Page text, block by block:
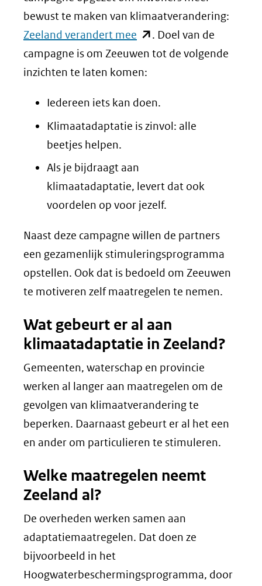
bewust te maken van klimaatverandering:
Zeeland verandert mee (opent
in
nieuw
(verwijst
naar
andere
website)
. Doel van de
campagne is om Zeeuwen tot de volgende
inzichten te laten komen:
Iedereen iets kan doen.
Klimaatadaptatie is zinvol: alle
beetjes helpen.
Als je bijdraagt aan
klimaatadaptatie, levert dat ook
voordelen op voor jezelf.
Naast deze campagne willen de partners
een gezamenlijk stimuleringsprogramma
opstellen. Ook dat is bedoeld om Zeeuwen
te motiveren zelf maatregelen te nemen.
Wat gebeurt er al aan
klimaatadaptatie in Zeeland?
Gemeenten, waterschap en provincie
werken al langer aan maatregelen om de
gevolgen van klimaatverandering te
beperken. Daarnaast gebeurt er al het een
en ander om particulieren te stimuleren.
Welke maatregelen neemt
Zeeland al?
De overheden werken samen aan
adaptatiemaatregelen. Dat doen ze
bijvoorbeeld in het
Hoogwaterbeschermingsprogramma, door